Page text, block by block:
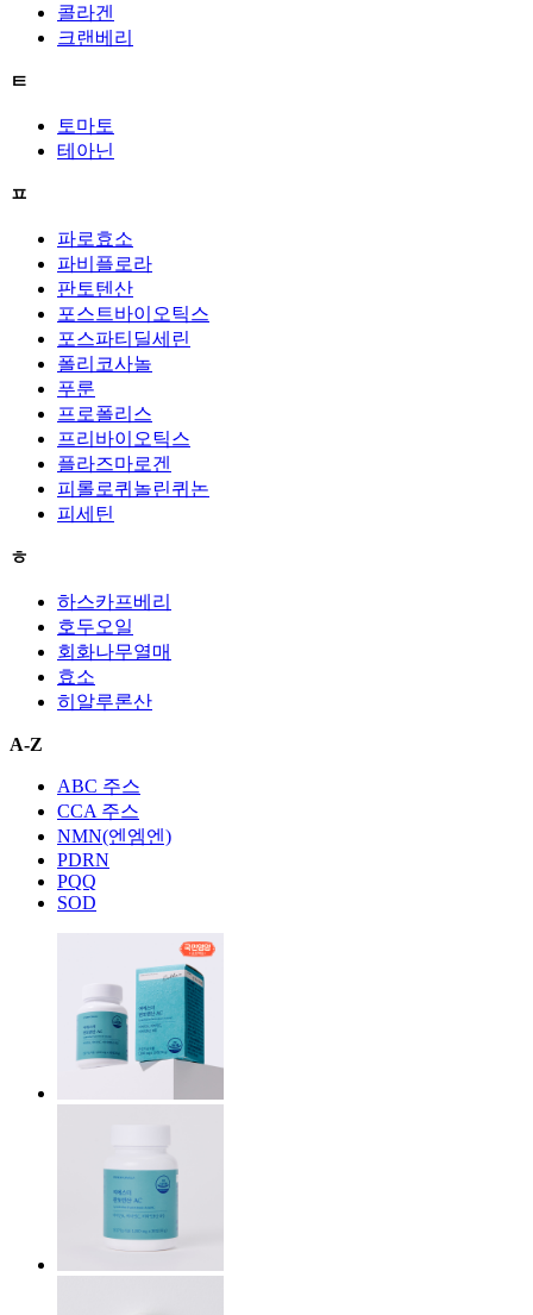
콜라겐
크랜베리
ㅌ
토마토
테아닌
ㅍ
파로효소
파비플로라
판토텐산
포스트바이오틱스
포스파티딜세린
폴리코사놀
푸룬
프로폴리스
프리바이오틱스
플라즈마로겐
피롤로퀴놀린퀴논
피세틴
ㅎ
하스카프베리
호두오일
회화나무열매
효소
히알루론산
A-Z
ABC 주스
CCA 주스
NMN(엔엠엔)
PDRN
PQQ
SOD